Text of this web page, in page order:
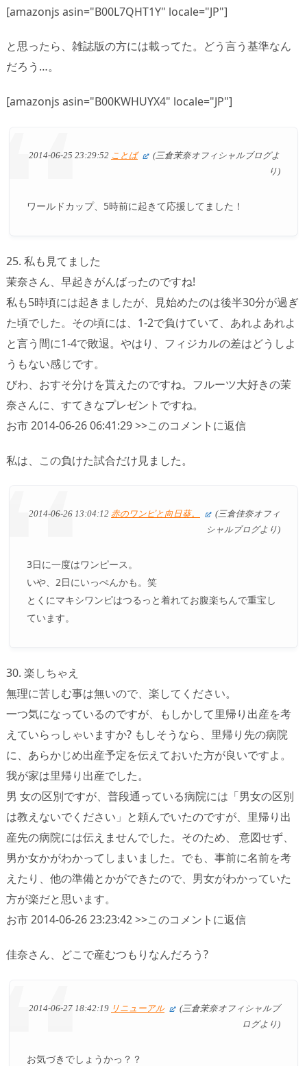
[amazonjs asin="B00L7QHT1Y" locale="JP"]
と思ったら、雑誌版の方には載ってた。どう言う基準なん
だろう…。
[amazonjs asin="B00KWHUYX4" locale="JP"]
2014-06-25 23:29:52 ことば
(三倉茉奈オフィシャルブログよ
り)
ワールドカップ、5時前に起きて応援してました！
25. 私も見てました
茉奈さん、早起きがんばったのですね!
私も5時頃には起きましたが、見始めたのは後半30分が過ぎ
た頃でした。その頃には、1-2で負けていて、あれよあれよ
と言う間に1-4で敗退。やはり、フィジカルの差はどうしよ
うもない感じです。
びわ、おすそ分けを貰えたのですね。フルーツ大好きの茉
奈さんに、すてきなプレゼントですね。
お市 2014-06-26 06:41:29 >>このコメントに返信
私は、この負けた試合だけ見ました。
2014-06-26 13:04:12 赤のワンピと向日葵。
(三倉佳奈オフィ
シャルブログより)
3日に一度はワンピース。
いや、2日にいっぺんかも。笑
とくにマキシワンピはつるっと着れてお腹楽ちんで重宝し
ています。
30. 楽しちゃえ
無理に苦しむ事は無いので、楽してください。
一つ気になっているのですが、もしかして里帰り出産を考
えていらっしゃいますか? もしそうなら、里帰り先の病院
に、あらかじめ出産予定を伝えておいた方が良いですよ。
我が家は里帰り出産でした。
男 女の区別ですが、普段通っている病院には「男女の区別
は教えないでください」と頼んでいたのですが、里帰り出
産先の病院には伝えませんでした。そのため、 意図せず、
男か女かがわかってしまいました。でも、事前に名前を考
えたり、他の準備とかができたので、男女がわかっていた
方が楽だと思います。
お市 2014-06-26 23:23:42 >>このコメントに返信
佳奈さん、どこで産むつもりなんだろう?
2014-06-27 18:42:19 リニューアル
(三倉茉奈オフィシャルブ
ログより)
お気づきでしょうかっ？？